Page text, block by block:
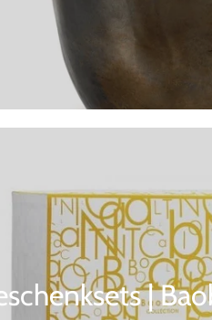
|